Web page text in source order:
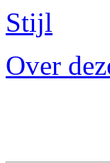
Stijl
Over